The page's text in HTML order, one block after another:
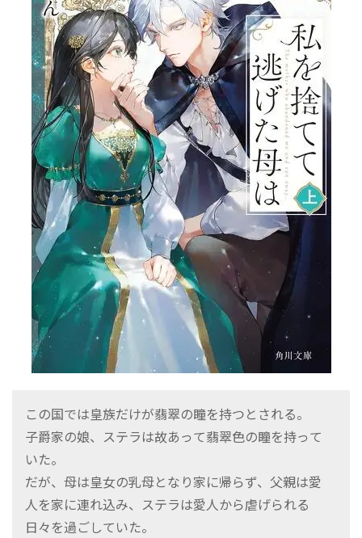
この国では皇族だけが翡翠の瞳を持つとされる。
子爵家の娘、ステラは故あって翡翠色の瞳を持って
いた。
だが、母は皇女の乳母となり家に帰らず、父親は愛
人を家に連れ込み、ステラは愛人から虐げられる
日々を過ごしていた。